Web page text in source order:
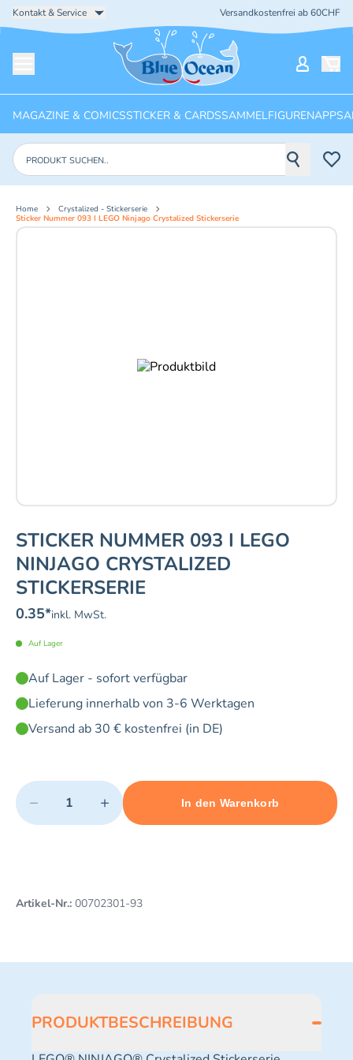
Kontakt & Service Versandkostenfrei ab 60CHF
Startseite
MAGAZINE & COMICSSTICKER & CARDSSAMMELFIGURENAPPS
Produkte suchen
Home
Crystalized - Stickerserie
Sticker Nummer 093 I LEGO Ninjago Crystalized Stickerserie
STICKER NUMMER 093 I LEGO
NINJAGO CRYSTALIZED
STICKERSERIE
0.35*inkl. MwSt.
Auf Lager
Auf Lager - sofort verfügbar
Lieferung innerhalb von 3-6 Werktagen
Versand ab 30 € kostenfrei (in DE)
Quantity
− +
Minimum quantity: 1 Maximum quantity: 3
In den Warenkorb
Add 1 item to cart
Artikel-Nr.: 00702301-93
PRODUKTBESCHREIBUNG